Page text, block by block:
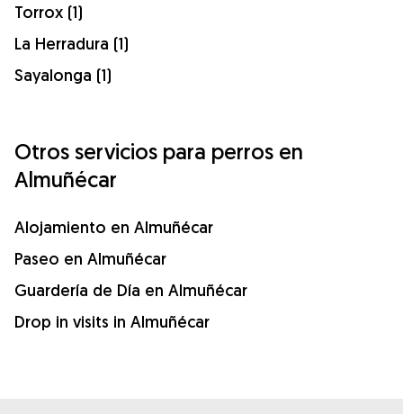
Torrox (1)
La Herradura (1)
Sayalonga (1)
Otros servicios para perros en
Almuñécar
Alojamiento en Almuñécar
Paseo en Almuñécar
Guardería de Día en Almuñécar
Drop in visits in Almuñécar